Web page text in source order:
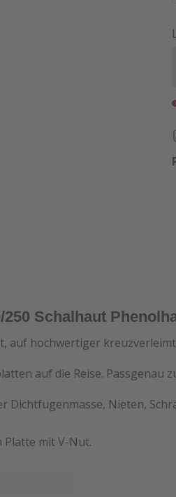
Schalhaut
auf hochwertiger
auf die Reise. Passgenau
Dichtfugenmasse, Nieten,
mit V-Nut.